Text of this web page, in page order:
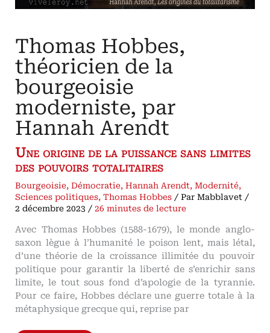
»
Thomas Hobbes,
théoricien de la
bourgeoisie
moderniste, par
Hannah Arendt
Une origine de la puissance sans limites
des pouvoirs totalitaires
Bourgeoisie,Démocratie,Hannah Arendt,Modernité,
Sciences politiques,Thomas Hobbes / ParMabblavet /
2 décembre 2023 /26 minutes de lecture
Avec Thomas Hobbes (1588-1679), le monde anglo-
saxon lègue à l’humanité le poison lent, mais létal,
d’une théorie de la croissance illimitée du pouvoir
politique pour garantir la liberté de s’enrichir sans
limite, le tout sous fond d’apologie de la tyrannie.
Pour ce faire, Hobbes déclare une guerre totale à la
métaphysique grecque qui, reprise par